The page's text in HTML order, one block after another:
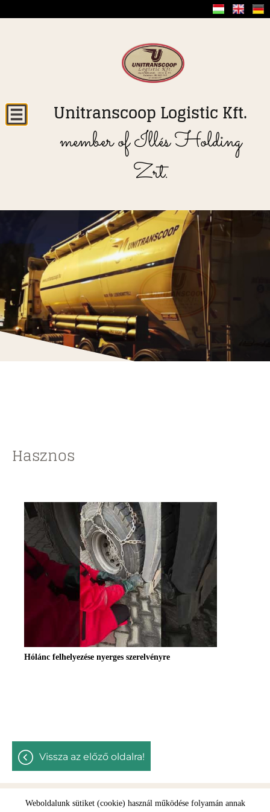
Unitranscoop Logistic Kft.
member of Illés Holding
Zrt.
Hasznos
Hólánc felhelyezése nyerges szerelvényre
vissza az előző oldalra!
Weboldalunk sütiket (cookie) használ működése folyamán annak